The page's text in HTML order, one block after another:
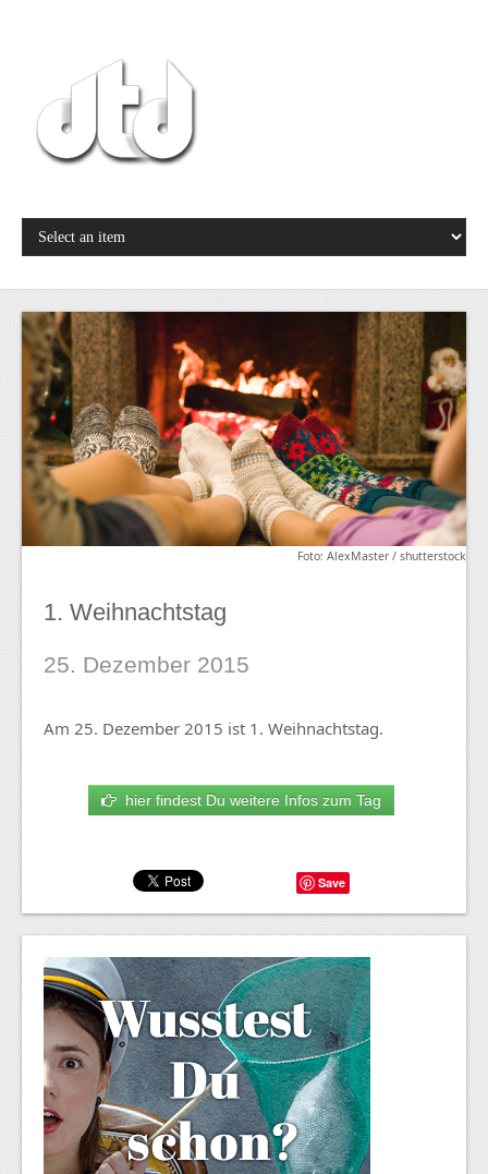
Foto: AlexMaster / shutterstock
1. Weihnachtstag
25. Dezember 2015
Am 25. Dezember 2015 ist 1. Weihnachtstag.
hier findest Du weitere Infos zum Tag
Save